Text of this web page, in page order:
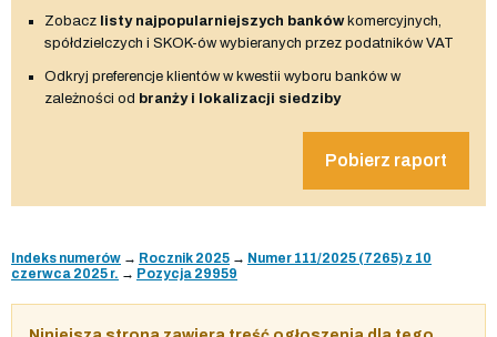
Zobacz listy najpopularniejszych bankówkomercyjnych,
spółdzielczych i SKOK-ów wybieranych przez podatników VAT
Odkryj preferencje klientów w kwestii wyboru banków w
zależności od branży i lokalizacji siedziby
Pobierz raport
Indeks numerów → Rocznik 2025 → Numer 111/2025 (7265) z 10
czerwca 2025 r. → Pozycja 29959